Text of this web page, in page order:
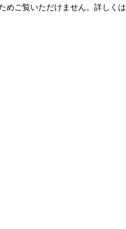
めご覧いただけません。詳しくは